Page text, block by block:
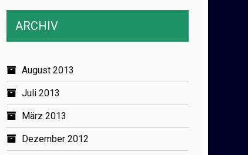
ARCHIV
August 2013
Juli 2013
März 2013
Dezember 2012